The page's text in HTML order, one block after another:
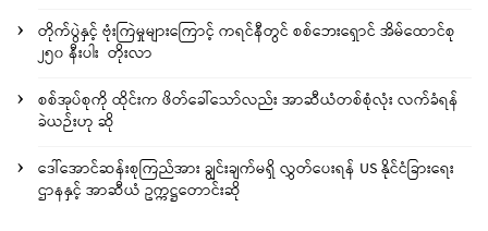
တိုက်ပွဲနှင့် ဗုံးကြဲမှုများကြောင့် ကရင်နီတွင် စစ်ဘေးရှောင် အိမ်ထောင်စု
၂၅၀ နီးပါး တိုးလာ
စစ်အုပ်စုကို ထိုင်းက ဖိတ်ခေါ်သော်လည်း အာဆီယံတစ်စုံလုံး လက်ခံရန်
ခဲယဉ်းဟု ဆို
ဒေါ်အောင်ဆန်းစုကြည်အား ချွင်းချက်မရှိ လွှတ်ပေးရန် US နိုင်ငံခြားရေး
ဌာနနှင့် အာဆီယံ ဥက္ကဋ္ဌတောင်းဆို